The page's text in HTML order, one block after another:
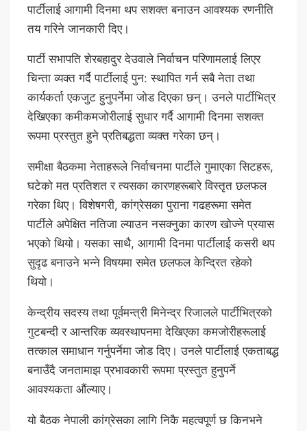
पार्टीलाई आगामी दिनमा थप सशक्त बनाउन आवश्यक रणनीति
तय गरिने जानकारी दिए।
पार्टी सभापति शेरबहादुर देउवाले निर्वाचन परिणामलाई लिएर
चिन्ता व्यक्त गर्दै पार्टीलाई पुन: स्थापित गर्न सबै नेता तथा
कार्यकर्ता एकजुट हुनुपर्नेमा जोड दिएका छन्। उनले पार्टीभित्र
देखिएका कमीकमजोरीलाई सुधार गर्दै आगामी दिनमा सशक्त
रूपमा प्रस्तुत हुने प्रतिबद्धता व्यक्त गरेका छन्।
समीक्षा बैठकमा नेताहरूले निर्वाचनमा पार्टीले गुमाएका सिटहरू,
घटेको मत प्रतिशत र त्यसका कारणहरूबारे विस्तृत छलफल
गरेका थिए। विशेषगरी, कांग्रेसका पुराना गढहरूमा समेत
पार्टीले अपेक्षित नतिजा ल्याउन नसक्नुका कारण खोज्ने प्रयास
भएको थियो। यसका साथै, आगामी दिनमा पार्टीलाई कसरी थप
सुदृढ बनाउने भन्ने विषयमा समेत छलफल केन्द्रित रहेको
थियो।
केन्द्रीय सदस्य तथा पूर्वमन्त्री मिनेन्द्र रिजालले पार्टीभित्रको
गुटबन्दी र आन्तरिक व्यवस्थापनमा देखिएका कमजोरीहरूलाई
तत्काल समाधान गर्नुपर्नेमा जोड दिए। उनले पार्टीलाई एकताबद्ध
बनाउँदै जनतामाझ प्रभावकारी रूपमा प्रस्तुत हुनुपर्ने
आवश्यकता औंल्याए।
यो बैठक नेपाली कांग्रेसका लागि निकै महत्वपूर्ण छ किनभने